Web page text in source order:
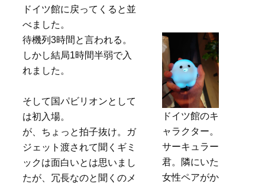
ドイツ館に戻ってくると並
べました。
待機列3時間と言われる。
しかし結局1時間半弱で入
れました。
そして国パビリオンとして
は初入場。
が、ちょっと拍子抜け。ガ
ジェット渡されて聞くギミ
ックは面白いとは思いまし
たが、冗長なのと聞くのメ
ドイツ館のキ
ャラクター。
サーキュラー
君。隣にいた
女性ペアがか